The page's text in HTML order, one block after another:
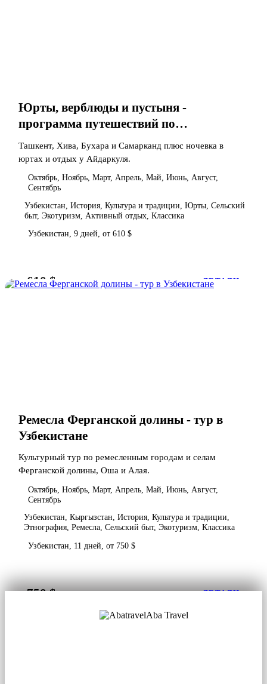
Юрты, верблюды и пустыня -
программа путешествий по
Узбекистану
Ташкент, Хива, Бухара и Самарканд плюс ночевка в
юртах и отдых у Айдаркуля.
Октябрь, Ноябрь, Март, Апрель, Май, Июнь, Август,
Сентябрь
Узбекистан, История, Культура и традиции, Юрты, Сельский
быт, Экотуризм, Активный отдых, Классика
Узбекистан, 9 дней, от 610 $
от610 $ ДЕТАЛИ
Ремесла Ферганской долины - тур в
Узбекистане
Культурный тур по ремесленным городам и селам
Ферганской долины, Оша и Алая.
Октябрь, Ноябрь, Март, Апрель, Май, Июнь, Август,
Сентябрь
Узбекистан, Кыргызстан, История, Культура и традиции,
Этнография, Ремесла, Сельский быт, Экотуризм, Классика
Узбекистан, 11 дней, от 750 $
от750 $ ДЕТАЛИ
Aba Travel